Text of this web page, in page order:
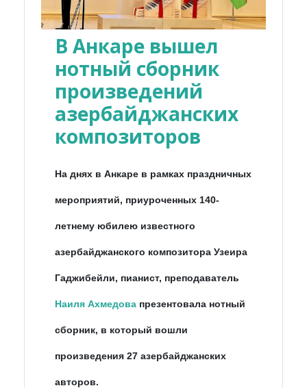
В Анкаре вышел
нотный сборник
произведений
азербайджанских
композиторов
На днях в Анкаре в рамках праздничных
мероприятий, приуроченных 140-
летнему юбилею известного
азербайджанского композитора Узеира
Гаджибейли, пианист, преподаватель
Наиля Ахмедова презентовала нотный
сборник, в который вошли
произведения 27 азербайджанских
авторов.